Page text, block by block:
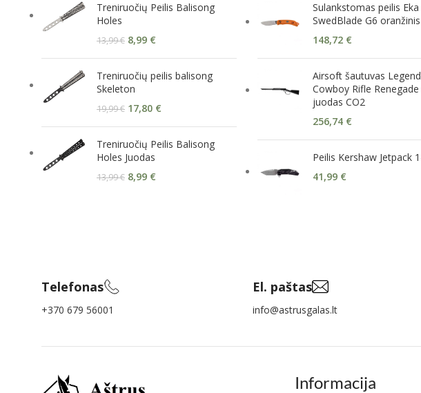
Treniruočių Peilis Balisong
Holes
13,99€ 8,99 €
Treniruočių peilis balisong
Skeleton
19,99€ 17,80 €
Treniruočių Peilis Balisong
Holes Juodas
13,99€ 8,99 €
Sulankstomas peilis Eka
SwedBlade G6 oranžinis
148,72 €
Airsoft šautuvas
Cowboy Rifle
juodas CO2
256,74 €
Peilis Kershaw Jetpack
41,99 €
Telefonas
+370 679 56001
El. paštas
info@astrusgalas.lt
Informacija